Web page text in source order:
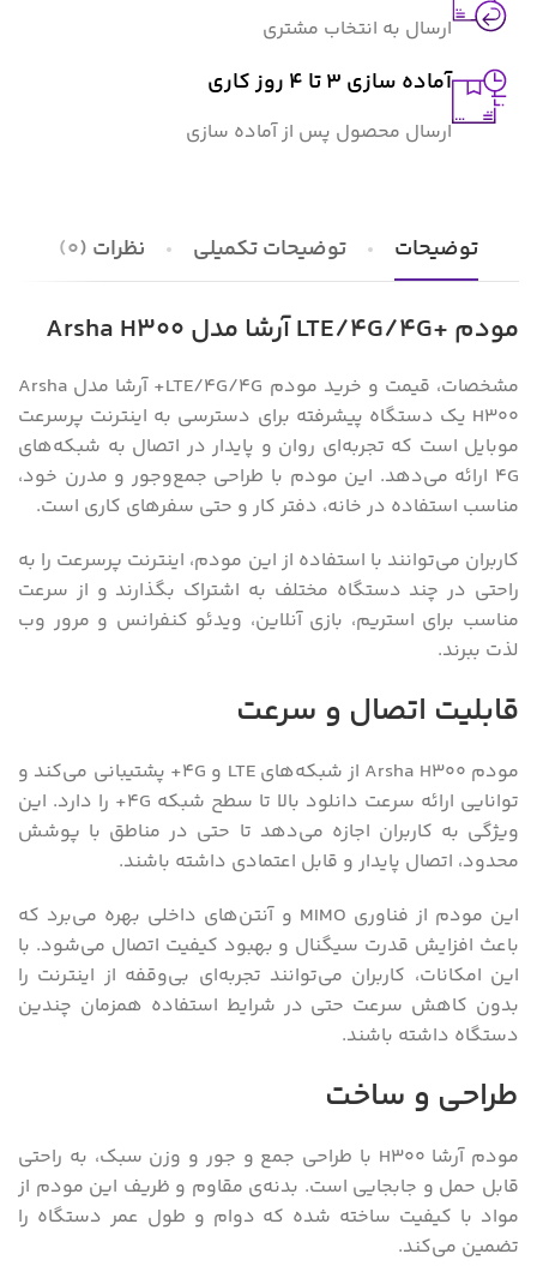
ارسال به انتخاب مشتری
آماده سازی ۳ تا ۴ روز کاری
ارسال محصول پس از آماده سازی
توضیحات توضیحات تکمیلی نظرات (0)
مودم +LTE/4G/4G آرشا مدل Arsha H300
مشخصات، قیمت و خرید مودم LTE/4G/4G+ آرشا مدل Arsha
H300 یک دستگاه پیشرفته برای دسترسی به اینترنت پرسرعت
موبایل است که تجربه‌ای روان و پایدار در اتصال به شبکه‌های
4G ارائه می‌دهد. این مودم با طراحی جمع‌وجور و مدرن خود،
مناسب استفاده در خانه، دفتر کار و حتی سفرهای کاری است.
کاربران می‌توانند با استفاده از این مودم، اینترنت پرسرعت را به
راحتی در چند دستگاه مختلف به اشتراک بگذارند و از سرعت
مناسب برای استریم، بازی آنلاین، ویدئو کنفرانس و مرور وب
لذت ببرند.
قابلیت اتصال و سرعت
مودم Arsha H300 از شبکه‌های LTE و 4G+ پشتیبانی می‌کند و
توانایی ارائه سرعت دانلود بالا تا سطح شبکه 4G+ را دارد. این
ویژگی به کاربران اجازه می‌دهد تا حتی در مناطق با پوشش
محدود، اتصال پایدار و قابل اعتمادی داشته باشند.
این مودم از فناوری MIMO و آنتن‌های داخلی بهره می‌برد که
باعث افزایش قدرت سیگنال و بهبود کیفیت اتصال می‌شود. با
این امکانات، کاربران می‌توانند تجربه‌ای بی‌وقفه از اینترنت را
بدون کاهش سرعت حتی در شرایط استفاده همزمان چندین
دستگاه داشته باشند.
طراحی و ساخت
مودم آرشا H300 با طراحی جمع و جور و وزن سبک، به راحتی
قابل حمل و جابجایی است. بدنه‌ی مقاوم و ظریف این مودم از
مواد با کیفیت ساخته شده که دوام و طول عمر دستگاه را
تضمین می‌کند.